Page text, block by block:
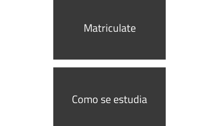
Matriculate
Como se estudia